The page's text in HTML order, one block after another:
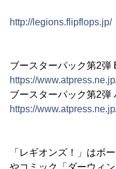
http://legions.flipflops.jp/
ブースターパック第2弾
https://
ブースターパック第2弾
https://
「レギオンズ！」はボ
やコミック「ダーウィ